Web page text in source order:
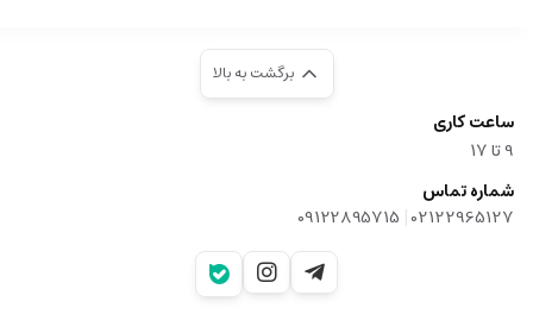
برگشت به بالا
ساعت کاری
9‌ تا ۱۷
شماره تماس
02122965127
|
09122895715